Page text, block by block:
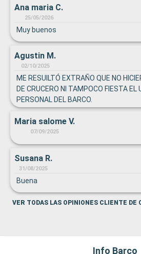
Ana maria C.
25/05/2026
Muy buenos
Agustin M.
02/10/2025
ME RESUILTÓ EXTRAÑO QUE NO
DE CRUCERO NI TAMPOCO FIESTA EL
PERSONAL DEL BARCO.
Maria salome V.
07/09/2025
Susana R.
31/08/2025
Buena
VER TODAS LAS OPINIONES CLIENTE DE
Info Barco